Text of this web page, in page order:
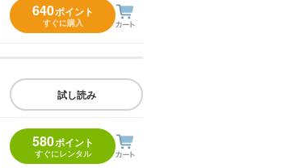
640ポイント
すぐに購入
試し読み
580ポイント
すぐにレンタル